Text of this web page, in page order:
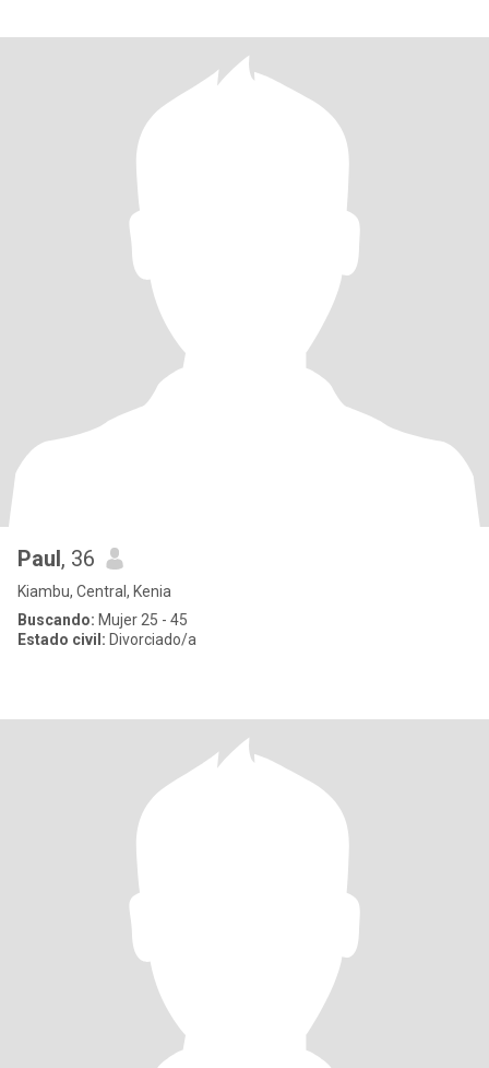
Paul, 36
Kiambu, Central, Kenia
Buscando: Mujer 25 - 45
Estado civil: Divorciado/a